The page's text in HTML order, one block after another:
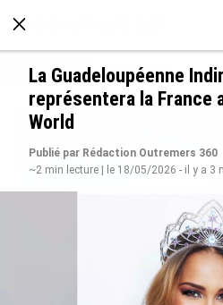
À LA UNE POLITIQUE
La Guadeloupéenne
représentera la France
World
Publié par Rédaction Outremers 360
~2 min lecture | le 18/05/2026 - il y a 3